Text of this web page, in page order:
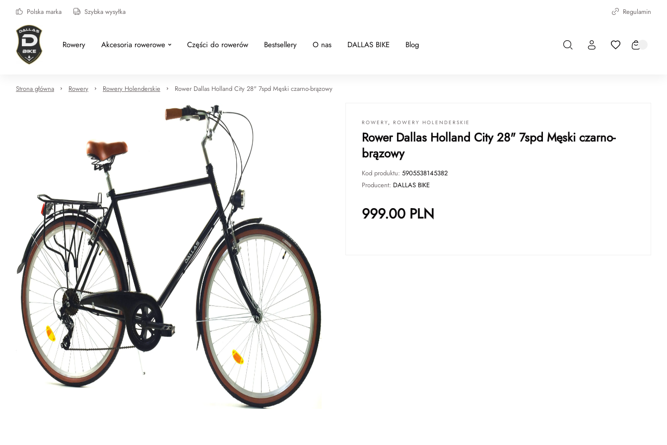
Polska marka Szybka wysyłka Regulamin
Rowery Akcesoria rowerowe Części do rowerów Bestsellery O nas DALLAS BIKE Blog
Strona główna Rowery Rowery Holenderskie Rower Dallas Holland City 28" 7spd Męski czarno-brązowy
ROWERY, ROWERY HOLENDERSKIE
Rower Dallas Holland City 28" 7spd Męski czarno-
brązowy
Kod produktu: 5905538145382
Producent: DALLAS BIKE
999.00 PLN